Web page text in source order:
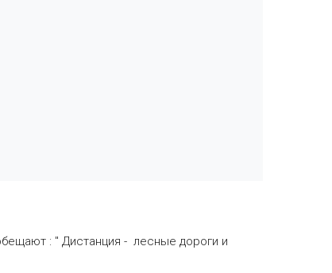
: " Дистанция - лесные дороги и